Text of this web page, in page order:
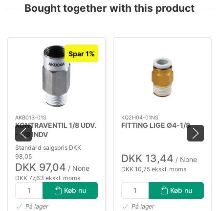
Bought together with this product
Spar 1%
AKB01B-01S
KONTRAVENTIL 1/8 UDV.
- 1/8 INDV
Standard salgspris DKK
98,05
DKK 97,04 / None
DKK 77,63 ekskl. moms
Køb nu
På lager
KQ2H04-01NS
FITTING LIGE Ø4-1/8
DKK 13,44 / None
DKK 10,75 ekskl. moms
Køb nu
På lager